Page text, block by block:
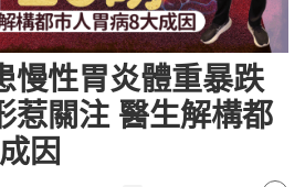
慢性胃炎體重暴跌
惹關注 醫生解構都
因